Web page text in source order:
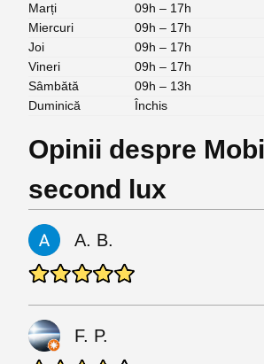
Marți
09h – 17h
Miercuri
09h – 17h
Joi
09h – 17h
Vineri
09h – 17h
Sâmbătă
09h – 13h
Duminică
Închis
Opinii despre
second lux
A. B.
F. P.